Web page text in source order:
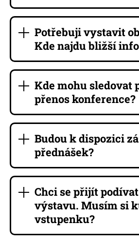
Potřebuji vystavit
Kde najdu bližší
Kde mohu sledovat
přenos konference?
Budou k dispozici
přednášek?
Chci se přijít
výstavu. Musím si
vstupenku?